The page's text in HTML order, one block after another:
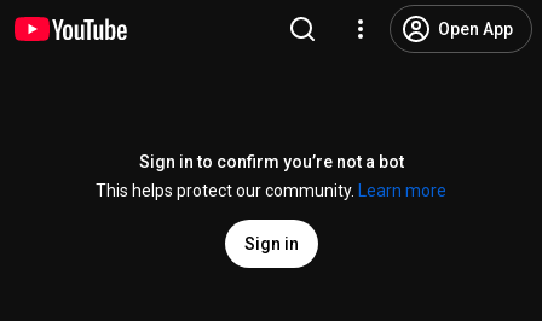
Open App
Sign in to confirm you’re not a bot
This helps protect our community.
Learn more
Sign in